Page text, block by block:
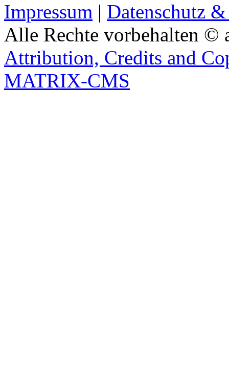
Impressum | Datenschutz
Alle Rechte vorbehalten ©
Attribution, Credits and
MATRIX-CMS